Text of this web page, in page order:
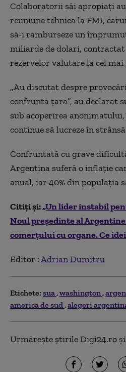
Colaboratorii săi apropiaţi
reuniune tehnică la FMI,
să-i ramburseze un
miliarde de dolari, contractat
rezervelor valutare la cel mai
„Au discutat despre
confruntă ţara”, au declarat
sub acoperirea
continue să lucreze în
Confruntată cu grave
Argentina suferă o inflaţie
anual, iar 40% din populaţia
Citiți și:„Un lider instabil
Noul președinte al
comerțului cu organe. Ce
Editor :Adrian Dumitru
Etichete: sua washington
america de sud alegeri
Urmărește știrile Digi24.ro